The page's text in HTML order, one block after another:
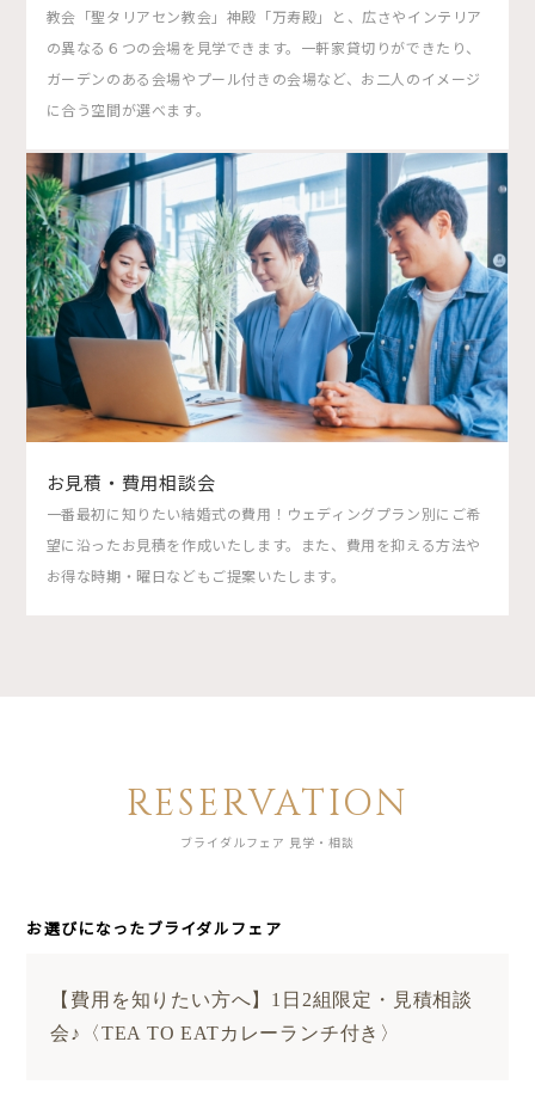
教会「聖タリアセン教会」神殿「万寿殿」と、広さやインテリア
の異なる６つの会場を見学できます。一軒家貸切りができたり、
ガーデンのある会場やプール付きの会場など、お二人のイメージ
に合う空間が選べます。
お見積・費用相談会
一番最初に知りたい結婚式の費用！ウェディングプラン別にご希
望に沿ったお見積を作成いたします。また、費用を抑える方法や
お得な時期・曜日などもご提案いたします。
RESERVATION
ブライダルフェア 見学・相談
お選びになったブライダルフェア
【費用を知りたい方へ】1日2組限定・見積相談
会♪〈TEA TO EATカレーランチ付き〉